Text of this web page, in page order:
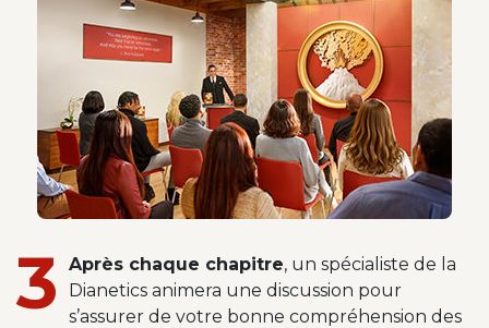
3 Après chaque chapitre, un spécialiste de la
Dianetics animera une discussion pour
s’assurer de votre bonne compréhension des